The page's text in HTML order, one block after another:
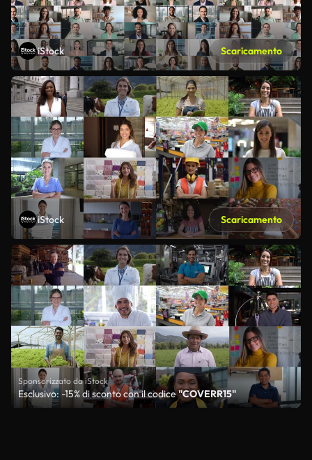
iStock Scaricamento
iStock Scaricamento
Sponsorizzato da iStock
Esclusivo: -15% di sconto con il codice"COVERR15"